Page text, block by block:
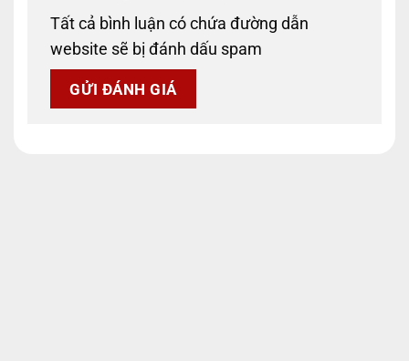
Tất cả bình luận có chứa đường dẫn
website sẽ bị đánh dấu spam